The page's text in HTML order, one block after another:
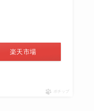
楽天市場
ポチップ